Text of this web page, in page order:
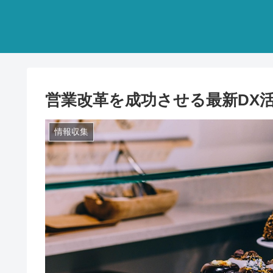
営業改革を成功させる最新DX
情報収集